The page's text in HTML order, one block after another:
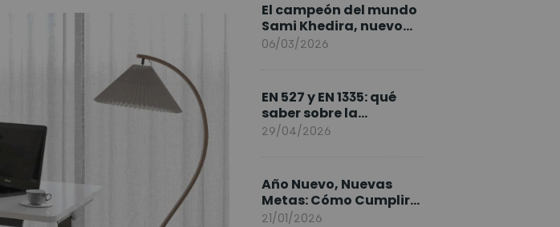
El campeón del mundo
Sami Khedira, nuevo
embajador de
06/03/2026
EN 527 y EN 1335: qué
saber sobre la
normativa de los
29/04/2026
Año Nuevo, Nuevas
Metas: Cómo Cumplir
tus Objetivos Fitness
21/01/2026